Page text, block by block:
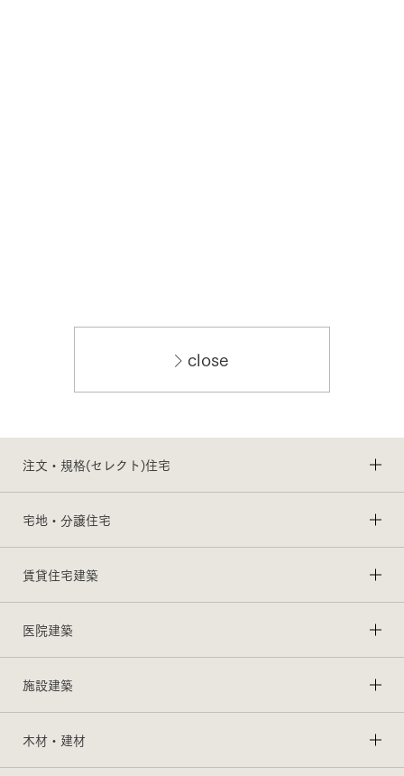
close
注文・規格(セレクト)住宅
宅地・分譲住宅
賃貸住宅建築
医院建築
施設建築
木材・建材